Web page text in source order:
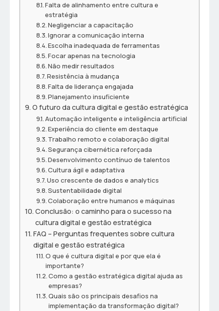
Falta de alinhamento entre cultura e
estratégia
Negligenciar a capacitação
Ignorar a comunicação interna
Escolha inadequada de ferramentas
Focar apenas na tecnologia
Não medir resultados
Resistência à mudança
Falta de liderança engajada
Planejamento insuficiente
O futuro da cultura digital e gestão estratégica
Automação inteligente e inteligência artificial
Experiência do cliente em destaque
Trabalho remoto e colaboração digital
Segurança cibernética reforçada
Desenvolvimento contínuo de talentos
Cultura ágil e adaptativa
Uso crescente de dados e analytics
Sustentabilidade digital
Colaboração entre humanos e máquinas
Conclusão: o caminho para o sucesso na
cultura digital e gestão estratégica
FAQ – Perguntas frequentes sobre cultura
digital e gestão estratégica
O que é cultura digital e por que ela é
importante?
Como a gestão estratégica digital ajuda as
empresas?
Quais são os principais desafios na
implementação da transformação digital?